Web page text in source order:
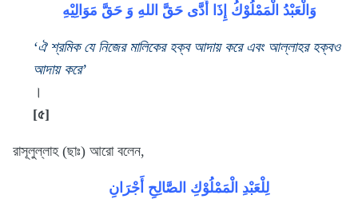
وَالْعَبْدُ الْمَمْلُوْكُ إِذَا أَدَّى حَقَّ اللهِ وَ حَقَّ مَوَالِيْهِ
‘ঐ শ্রমিক যে নিজের মালিকের হক্ব আদায় করে এবং আল্লাহর হক্বও
আদায় করে’
।
[৫]
রাসূলুল্লাহ (ছাঃ) আরো বলেন,
لِلْعَبْدِ الْمَمْلُوْكِ الصَّالِحِ أَجْرَانِ